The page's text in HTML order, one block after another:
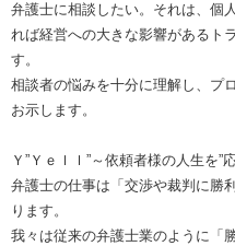
弁護士に相談したい。それは、個
れば経営への大きな影響があるト
す。
相談者の悩みを十分に理解し、プ
お示します。
Ｙ”Ｙｅｌｌ”～依頼者様の人生を”
弁護士の仕事は「交渉や裁判に勝
ります。
我々は従来の弁護士業のように「